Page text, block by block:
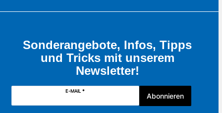
Sonderangebote, Infos, Tipps
und Tricks mit unserem
Newsletter!
E-MAIL *
Abonnieren